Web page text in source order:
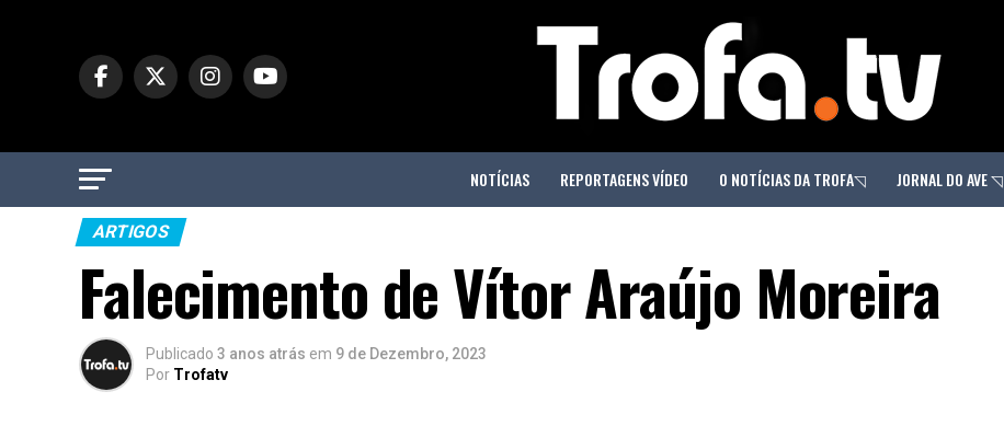
NOTÍCIAS REPORTAGENS VÍDEO O NOTÍCIAS DA TROFA◹ JORNAL DO AVE ◹
ARTIGOS
Falecimento de Vítor Araújo Moreira
Publicado 3 anos atrás em 9 de Dezembro, 2023
Por Trofatv